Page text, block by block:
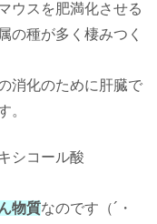
ウスを肥満化させる
の種が多く棲みつく
消化のために肝臓で
。
シコール酸
物質なのです（´・